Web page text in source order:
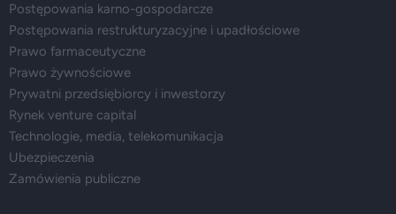
Postępowania karno-gospodarcze
Postępowania restrukturyzacyjne i upadłościowe
Prawo farmaceutyczne
Prawo żywnościowe
Prywatni przedsiębiorcy i inwestorzy
Rynek venture capital
Technologie, media, telekomunikacja
Ubezpieczenia
Zamówienia publiczne